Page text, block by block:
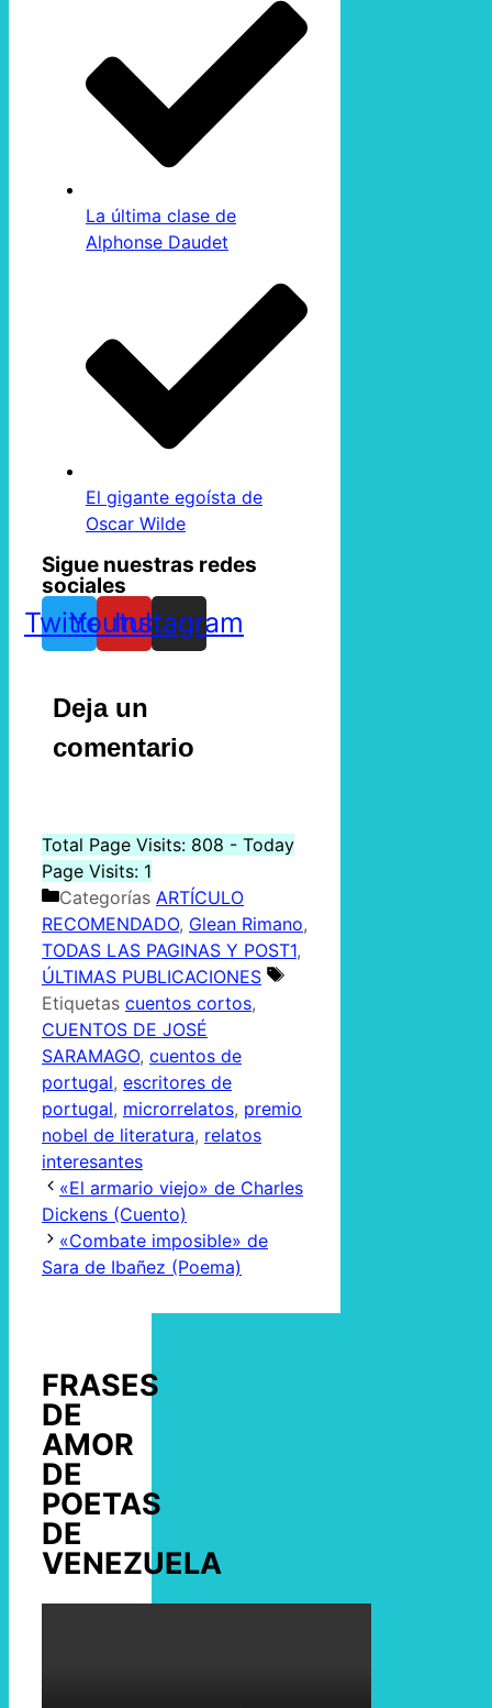
La última clase de
Alphonse Daudet
El gigante egoísta de
Oscar Wilde
Sigue nuestras redes
sociales
TwitterYoutube
Instagram
Deja un
comentario
Total Page Visits: 808 - Today
Page Visits: 1
Categorías ARTÍCULO
RECOMENDADO, Glean Rimano,
TODAS LAS PAGINAS Y POST1,
ÚLTIMAS PUBLICACIONES
Etiquetas cuentos cortos,
CUENTOS DE JOSÉ
SARAMAGO, cuentos de
portugal, escritores de
portugal, microrrelatos, premio
nobel de literatura, relatos
interesantes
«El armario viejo» de Charles
Dickens (Cuento)
«Combate imposible» de
Sara de Ibañez (Poema)
FRASES
DE
AMOR
DE
POETAS
DE
VENEZUELA